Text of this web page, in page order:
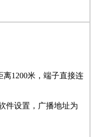
离1200米，端子直接连
件设置，广播地址为